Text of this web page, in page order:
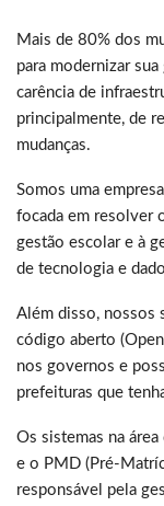
Mais de 80% dos
para modernizar
carência de
principalmente, de
mudanças.
Somos uma
focada em resolver
gestão escolar e à
de tecnologia e
Além disso, nossos
código aberto
nos governos e
prefeituras que
Os sistemas na
e o PMD (Pré-
responsável pela